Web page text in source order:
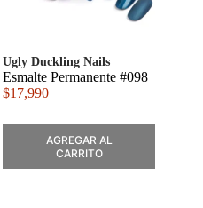
Ugly Duckling Nails
Esmalte Permanente #098
$17,990
AGREGAR AL
CARRITO